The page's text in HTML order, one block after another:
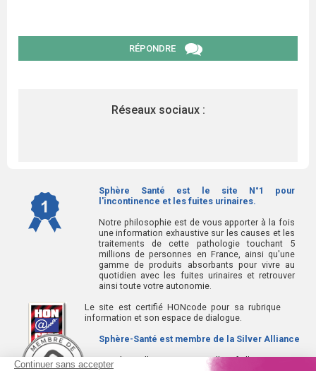
RÉPONDRE
Réseaux sociaux :
Sphère Santé est le site N°1 pour
l'incontinence et les fuites urinaires.
Notre philosophie est de vous apporter à la fois
une information exhaustive sur les causes et les
traitements de cette pathologie touchant 5
millions de personnes en France, ainsi qu'une
gamme de produits absorbants pour vivre au
quotidien avec les fuites urinaires et retrouver
ainsi toute votre autonomie.
Le site est certifié HONcode pour sa rubrique
information et son espace de dialogue.
Sphère-Santé est membre de la Silver Alliance
La Silver Alliance est un collectif d'entreprises au